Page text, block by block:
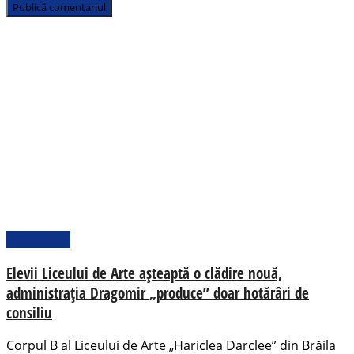
Elevii Liceului de Arte așteaptă o clădire nouă,
administrația Dragomir „produce” doar hotărâri de
consiliu
Corpul B al Liceului de Arte „Hariclea Darclee” din Brăila